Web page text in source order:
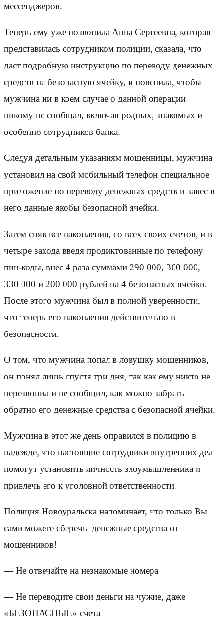
мессенджеров.
Теперь ему уже позвонила Анна Сергеевна, которая
представилась сотрудником полиции, сказала, что
даст подробную инструкцию по переводу денежных
средств на безопасную ячейку, и пояснила, чтобы
мужчина ни в коем случае о данной операции
никому не сообщал, включая родных, знакомых и
особенно сотрудников банка.
Следуя детальным указаниям мошенницы, мужчина
установил на свой мобильный телефон специальное
приложение по переводу денежных средств и занес в
него данные якобы безопасной ячейки.
Затем сняв все накопления, со всех своих счетов, и в
четыре захода введя продиктованные по телефону
пин-коды, внес 4 раза суммами 290 000, 360 000,
330 000 и 200 000 рублей на 4 безопасных ячейки.
После этого мужчина был в полной уверенности,
что теперь его накопления действительно в
безопасности.
О том, что мужчина попал в ловушку мошенников,
он понял лишь спустя три дня, так как ему никто не
перезвонил и не сообщил, как можно забрать
обратно его денежные средства с безопасной ячейки.
Мужчина в этот же день оправился в полицию в
надежде, что настоящие сотрудники внутренних дел
помогут установить личность злоумышленника и
привлечь его к уголовной ответственности.
Полиция Новоуральска напоминает, что только Вы
сами можете сберечь денежные средства от
мошенников!
— Не отвечайте на незнакомые номера
— Не переводите свои деньги на чужие, даже
«БЕЗОПАСНЫЕ» счета